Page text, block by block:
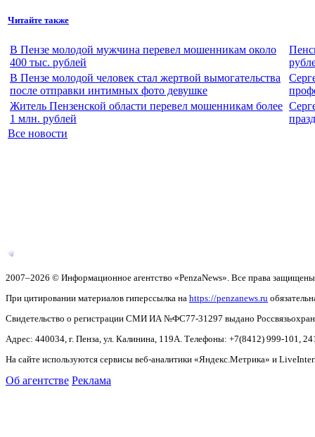
Читайте также
В Пензе молодой мужчина перевел мошенникам около
400 тыс. рублей
В Пензе молодой человек стал жертвой вымогательства
после отправки интимных фото девушке
Житель Пензенской области перевел мошенникам более
1 млн. рублей
Все новости
2007–2026 © Информационное агентство «PenzaNews». Все права
При цитировании материалов гиперссылка на https://penzanews.ru
Свидетельство о регистрации СМИ ИА №ФС77-31297 выдано
Адрес: 440034, г. Пенза, ул. Калинина, 119А. Телефоны: +7(8412) 999-101,
На сайте используются сервисы веб-аналитики «Яндекс.Метрика» и
Об агентстве Реклама